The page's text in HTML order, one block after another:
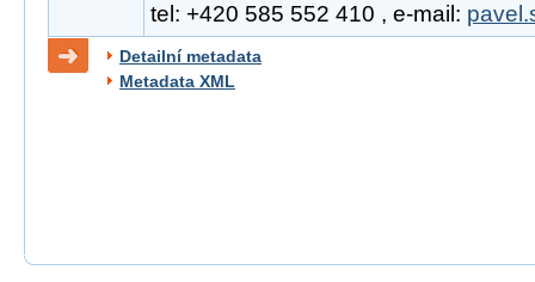
tel: +420 585 552 410 , e-mail:
Detailní metadata
Metadata XML